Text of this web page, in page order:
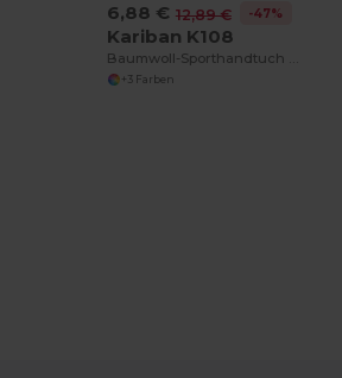
6,88 € 12,89 € -47%
Kariban K108
+3 Farben